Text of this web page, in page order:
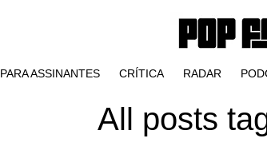
PARA ASSINANTES CRÍTICA RADAR
All posts